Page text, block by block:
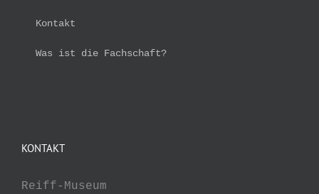
Kontakt
Was ist die Fachschaft?
KONTAKT
Reiff-Museum